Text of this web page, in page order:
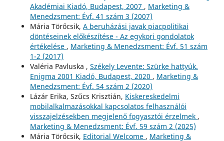
Akadémiai Kiadó, Budapest, 2007 , Marketing &
Menedzsment: Évf. 41 szám 3 (2007)
Mária Törőcsik, A beruházási javak piacpolitikai
döntéseinek előkészítése - Az egykori gondolatok
értékelése , Marketing & Menedzsment: Évf. 51 szám
1-2 (2017)
Valéria Pavluska , Székely Levente: Szürke hattyúk.
Enigma 2001 Kiadó, Budapest, 2020 , Marketing &
Menedzsment: Évf. 54 szám 2 (2020)
Lázár Erika, Szűcs Krisztián, Kiskereskedelmi
mobilalkalmazásokkal kapcsolatos felhasználói
visszajelzésekben megjelenő fogyasztói érzelmek ,
Marketing & Menedzsment: Évf. 59 szám 2 (2025)
Mária Törőcsik, Editorial Welcome , Marketing &